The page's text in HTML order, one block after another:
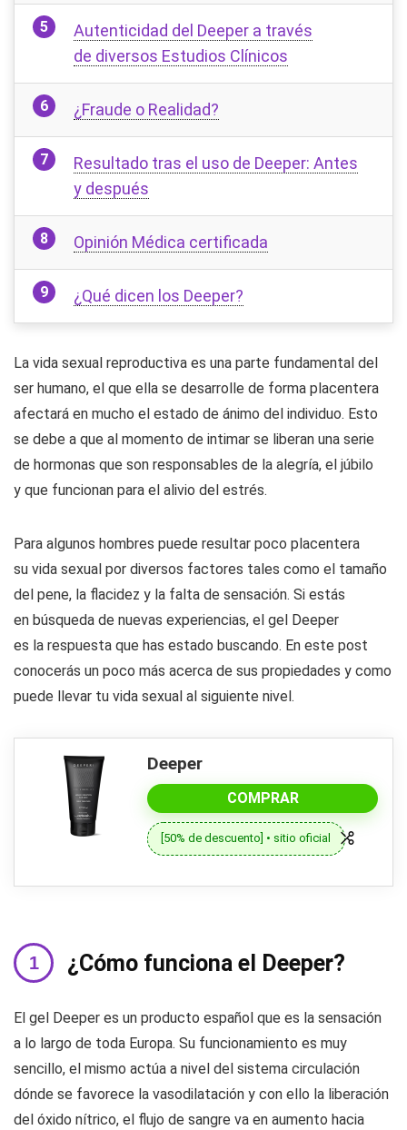
Autenticidad del Deeper a través
de diversos Estudios Clínicos
¿Fraude o Realidad?
Resultado tras el uso de Deeper: Antes
y después
Opinión Médica certificada
¿Qué dicen los Deeper?
La vida sexual reproductiva es una parte fundamental del
ser humano, el que ella se desarrolle de forma placentera
afectará en mucho el estado de ánimo del individuo. Esto
se debe a que al momento de intimar se liberan una serie
de hormonas que son responsables de la alegría, el júbilo
y que funcionan para el alivio del estrés.
Para algunos hombres puede resultar poco placentera
su vida sexual por diversos factores tales como el tamaño
del pene, la flacidez y la falta de sensación. Si estás
en búsqueda de nuevas experiencias, el gel Deeper
es la respuesta que has estado buscando. En este post
conocerás un poco más acerca de sus propiedades y como
puede llevar tu vida sexual al siguiente nivel.
Deeper
COMPRAR
[50% de descuento] • sitio oficial
¿Cómo funciona el Deeper?
El gel Deeper es un producto español que es la sensación
a lo largo de toda Europa. Su funcionamiento es muy
sencillo, el mismo actúa a nivel del sistema circulación
dónde se favorece la vasodilatación y con ello la liberación
del óxido nítrico, el flujo de sangre va en aumento hacia